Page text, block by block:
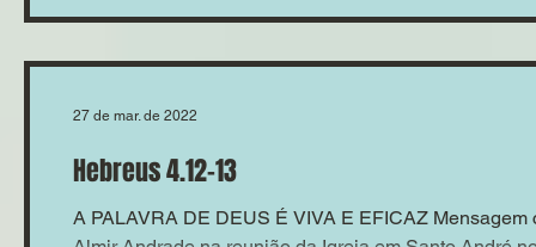
Hebreus 4.12-13
A PALAVRA DE DEUS É VIVA E EFICAZ
27 de mar. de 2022